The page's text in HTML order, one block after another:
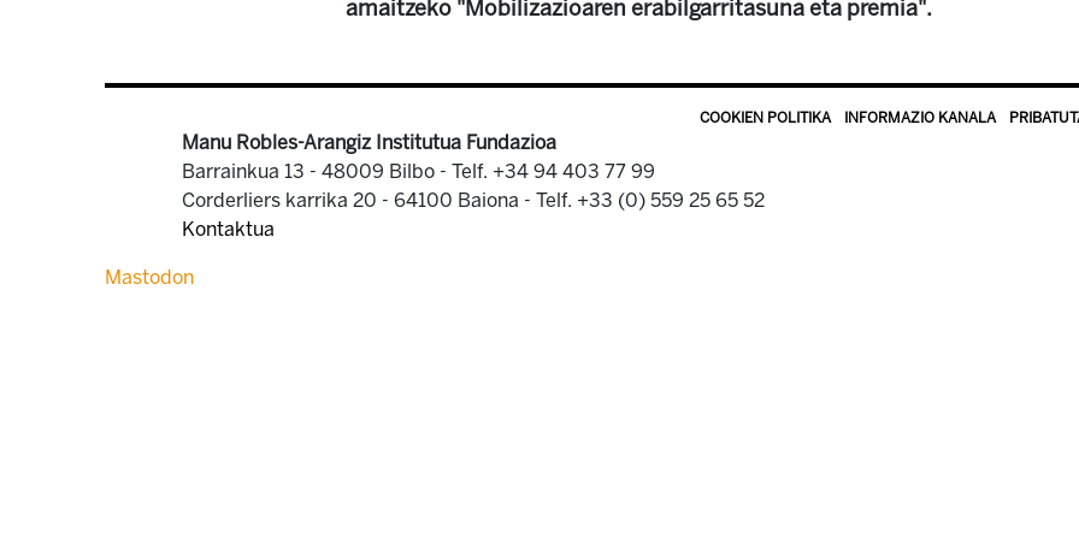
amaitzeko "Mobilizazioaren erabilgarritasuna eta premia".
COOKIEN POLITIKA INFORMAZIO KANALA
Manu Robles-Arangiz Institutua Fundazioa
Barrainkua 13 - 48009 Bilbo - Telf. +34 94 403 77 99
Corderliers karrika 20 - 64100 Baiona - Telf. +33 (0) 559 25 65 52
Kontaktua
Mastodon